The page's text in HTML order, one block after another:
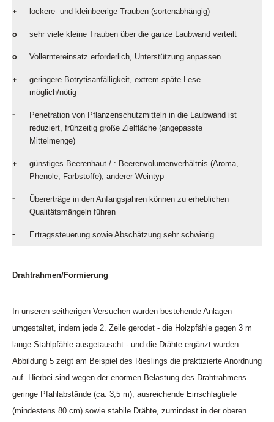
+ lockere- und kleinbeerige Trauben (sortenabhängig)
o sehr viele kleine Trauben über die ganze Laubwand verteilt
o Vollerntereinsatz erforderlich, Unterstützung anpassen
+
geringere Botrytisanfälligkeit, extrem späte Lese
möglich/nötig
-
Penetration von Pflanzenschutzmitteln in die Laubwand ist
reduziert, frühzeitig große Zielfläche (angepasste
Mittelmenge)
+
günstiges Beerenhaut-/ : Beerenvolumenverhältnis (Aroma,
Phenole, Farbstoffe), anderer Weintyp
-
Übererträge in den Anfangsjahren können zu erheblichen
Qualitätsmängeln führen
- Ertragssteuerung sowie Abschätzung sehr schwierig
Drahtrahmen/Formierung
In unseren seitherigen Versuchen wurden bestehende Anlagen
umgestaltet, indem jede 2. Zeile gerodet - die Holzpfähle gegen 3 m
lange Stahlpfähle ausgetauscht - und die Drähte ergänzt wurden.
Abbildung 5 zeigt am Beispiel des Rieslings die praktizierte Anordnung
auf. Hierbei sind wegen der enormen Belastung des Drahtrahmens
geringe Pfahlabstände (ca. 3,5 m), ausreichende Einschlagtiefe
(mindestens 80 cm) sowie stabile Drähte, zumindest in der oberen